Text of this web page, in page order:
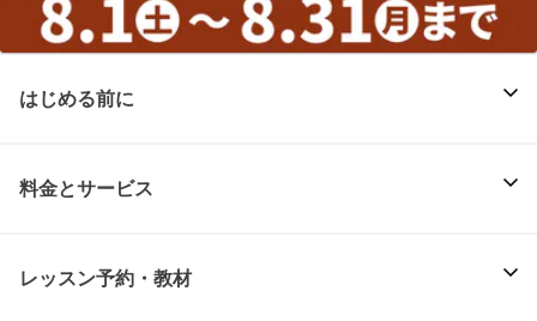
はじめる前に
料金とサービス
レッスン予約・教材